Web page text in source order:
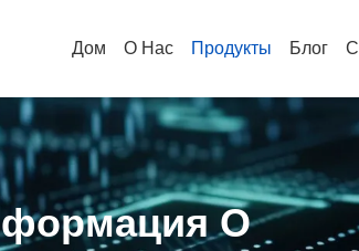
Дом О Нас Продукты Блог
О